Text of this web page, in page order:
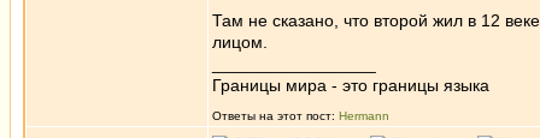
Там не сказано, что второй жил в 12
лицом.
Границы мира - это границы языка
Ответы на этот пост: Hermann